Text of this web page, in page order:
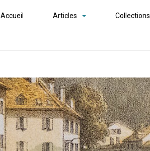
Accueil Articles Collections